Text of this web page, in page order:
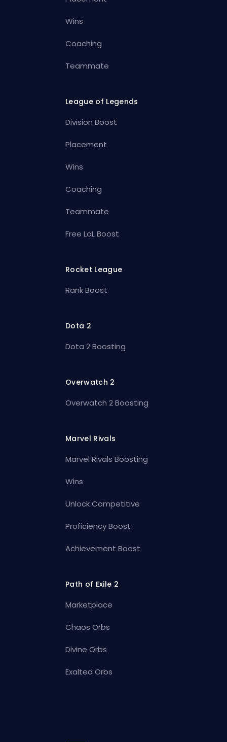
Wins
Coaching
Teammate
League of Legends
Division Boost
Placement
Wins
Coaching
Teammate
Free LoL Boost
Rocket League
Rank Boost
Dota 2
Dota 2 Boosting
Overwatch 2
Overwatch 2 Boosting
Marvel Rivals
Marvel Rivals Boosting
Wins
Unlock Competitive
Proficiency Boost
Achievement Boost
Path of Exile 2
Marketplace
Chaos Orbs
Divine Orbs
Exalted Orbs